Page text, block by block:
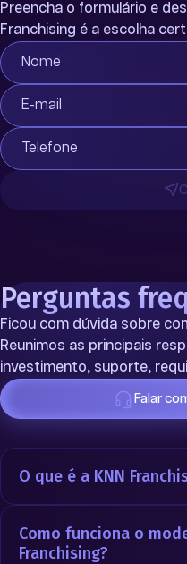
Preencha o formulário e
Franchising é a escolha
Nome
E-mail
Telefone
Perguntas
Ficou com dúvida sobre
Reunimos as principais
investimento, suporte,
Falar
O que é a KNN
Como funciona o
Franchising?